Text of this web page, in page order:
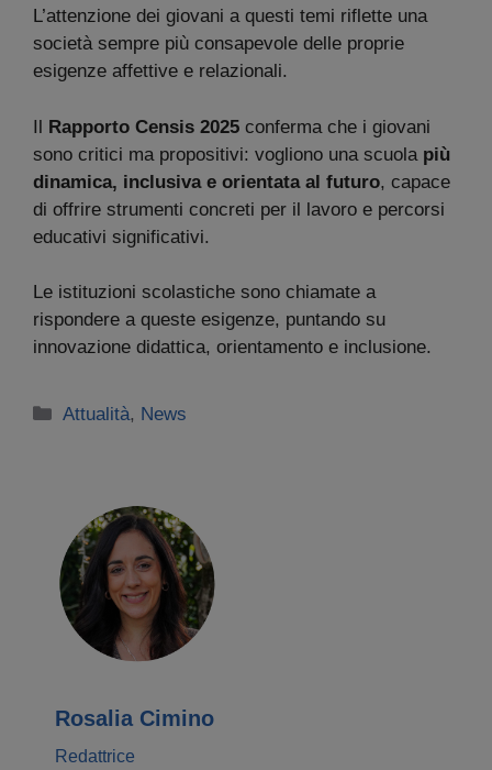
L’attenzione dei giovani a questi temi riflette una
società sempre più consapevole delle proprie
esigenze affettive e relazionali.
Il Rapporto Censis 2025 conferma che i giovani
sono critici ma propositivi: vogliono una scuola più
dinamica, inclusiva e orientata al futuro, capace
di offrire strumenti concreti per il lavoro e percorsi
educativi significativi.
Le istituzioni scolastiche sono chiamate a
rispondere a queste esigenze, puntando su
innovazione didattica, orientamento e inclusione.
Categorie
Attualità, News
Rosalia Cimino
Redattrice